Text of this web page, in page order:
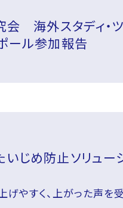
会 海外スタディ・
ール参加報告
じめ防止ソリュー
げやすく、上がった声を